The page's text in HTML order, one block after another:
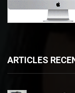
ARTICLES